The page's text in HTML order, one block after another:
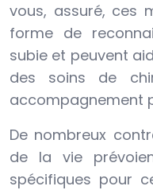
vous, assuré, ces
forme de
subie et peuvent
des soins de
accompagnement
De nombreux
de la vie
spécifiques pour